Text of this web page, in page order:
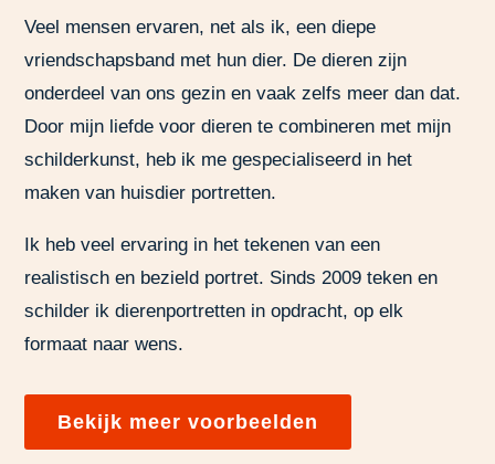
Veel mensen ervaren, net als ik, een diepe
vriendschapsband met hun dier. De dieren zijn
onderdeel van ons gezin en vaak zelfs meer dan dat.
Door mijn liefde voor dieren te combineren met mijn
schilderkunst, heb ik me gespecialiseerd in het
maken van huisdier portretten.
Ik heb veel ervaring in het tekenen van een
realistisch en bezield portret. Sinds 2009 teken en
schilder ik dierenportretten in opdracht, op elk
formaat naar wens.
Bekijk meer voorbeelden